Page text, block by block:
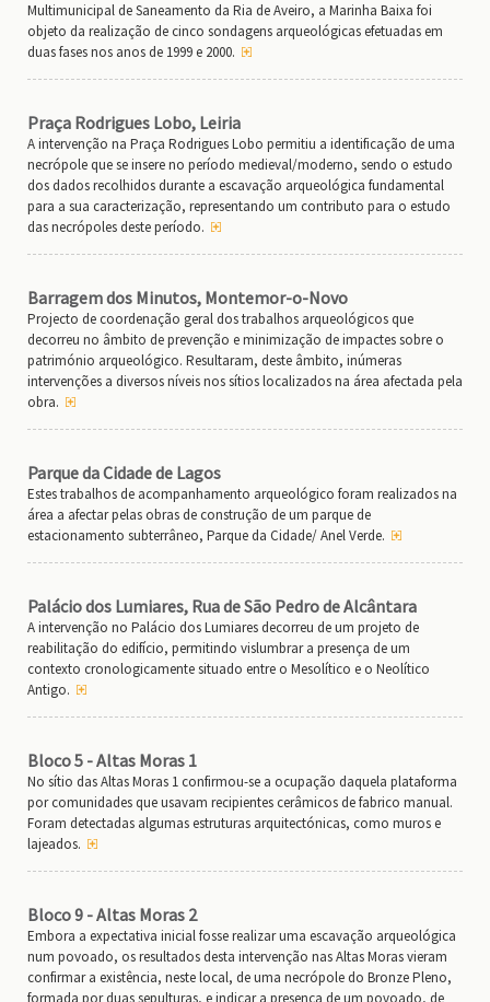
Multimunicipal de Saneamento da Ria de Aveiro, a Marinha Baixa foi
objeto da realização de cinco sondagens arqueológicas efetuadas em
duas fases nos anos de 1999 e 2000.
Praça Rodrigues Lobo, Leiria
A intervenção na Praça Rodrigues Lobo permitiu a identificação de uma
necrópole que se insere no período medieval/moderno, sendo o estudo
dos dados recolhidos durante a escavação arqueológica fundamental
para a sua caracterização, representando um contributo para o estudo
das necrópoles deste período.
Barragem dos Minutos, Montemor-o-Novo
Projecto de coordenação geral dos trabalhos arqueológicos que
decorreu no âmbito de prevenção e minimização de impactes sobre o
património arqueológico. Resultaram, deste âmbito, inúmeras
intervenções a diversos níveis nos sítios localizados na área afectada pela
obra.
Parque da Cidade de Lagos
Estes trabalhos de acompanhamento arqueológico foram realizados na
área a afectar pelas obras de construção de um parque de
estacionamento subterrâneo, Parque da Cidade/ Anel Verde.
Palácio dos Lumiares, Rua de São Pedro de Alcântara
A intervenção no Palácio dos Lumiares decorreu de um projeto de
reabilitação do edifício, permitindo vislumbrar a presença de um
contexto cronologicamente situado entre o Mesolítico e o Neolítico
Antigo.
Bloco 5 - Altas Moras 1
No sítio das Altas Moras 1 confirmou-se a ocupação daquela plataforma
por comunidades que usavam recipientes cerâmicos de fabrico manual.
Foram detectadas algumas estruturas arquitectónicas, como muros e
lajeados.
Bloco 9 - Altas Moras 2
Embora a expectativa inicial fosse realizar uma escavação arqueológica
num povoado, os resultados desta intervenção nas Altas Moras vieram
confirmar a existência, neste local, de uma necrópole do Bronze Pleno,
formada por duas sepulturas, e indicar a presença de um povoado, de